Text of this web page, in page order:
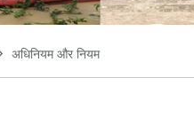
अधिनियम और नियम